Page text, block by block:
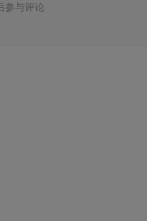
参与评论